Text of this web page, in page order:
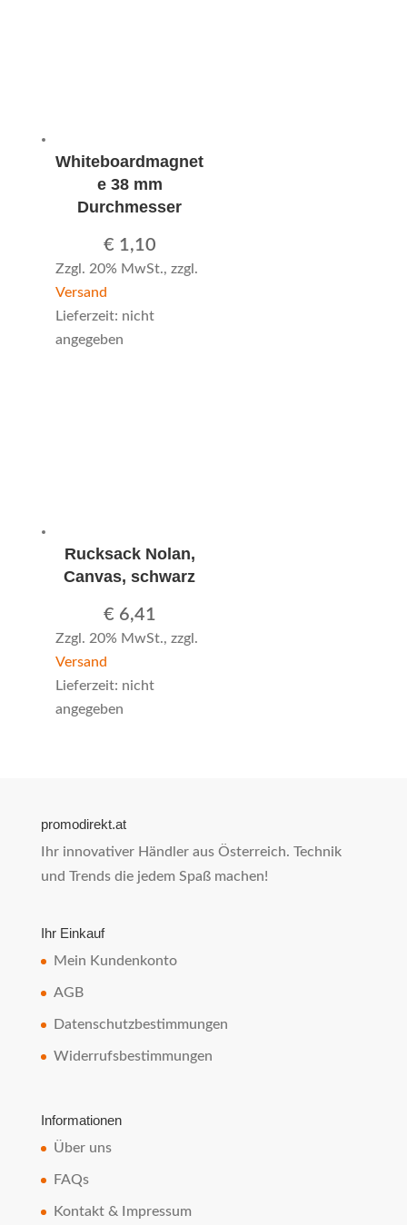
Whiteboardmagnet
e 38 mm
Durchmesser
€ 1,10
Zzgl. 20% MwSt., zzgl.
Versand
Lieferzeit: nicht
angegeben
Rucksack Nolan,
Canvas, schwarz
€ 6,41
Zzgl. 20% MwSt., zzgl.
Versand
Lieferzeit: nicht
angegeben
promodirekt.at
Ihr innovativer Händler aus Österreich. Technik
und Trends die jedem Spaß machen!
Ihr Einkauf
Mein Kundenkonto
AGB
Datenschutzbestimmungen
Widerrufsbestimmungen
Informationen
Über uns
FAQs
Kontakt & Impressum